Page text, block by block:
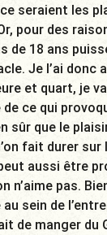
seraient les
pour des
de 18 ans
Je l’ai donc
et quart, je
ce qui
sûr que le
fait durer sur
aussi être
n’aime pas.
sein de
de manger du